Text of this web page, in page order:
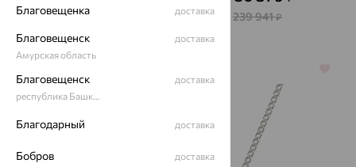
239 941₽
Благовещенка доставка
Благовещенск
Амурская область
доставка
Благовещенск
республика Башкортостан
доставка
Благодарный доставка
Бобров доставка